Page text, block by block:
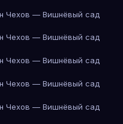
Чехов — Вишнёвый сад
Чехов — Вишнёвый сад
Чехов — Вишнёвый сад
Чехов — Вишнёвый сад
Чехов — Вишнёвый сад